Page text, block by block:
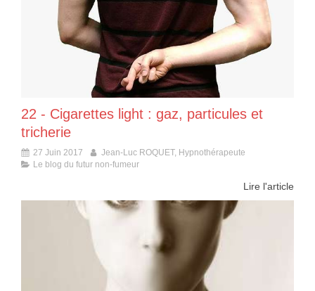
22 - Cigarettes light : gaz, particules et
tricherie
27 Juin 2017
Jean-Luc ROQUET, Hypnothérapeute
Le blog du futur non-fumeur
Lire l'article